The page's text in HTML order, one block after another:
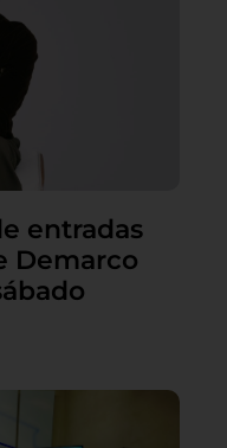
entradas
Demarco